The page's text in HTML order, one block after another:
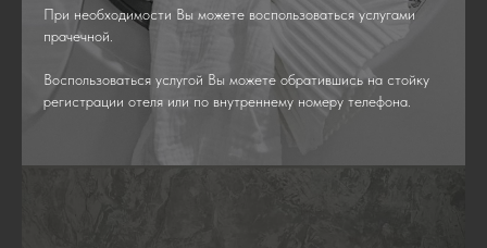
При необходимости Вы можете воспользоваться услугами
прачечной.
Воспользоваться услугой Вы можете обратившись на стойку
регистрации отеля или по внутреннему номеру телефона.